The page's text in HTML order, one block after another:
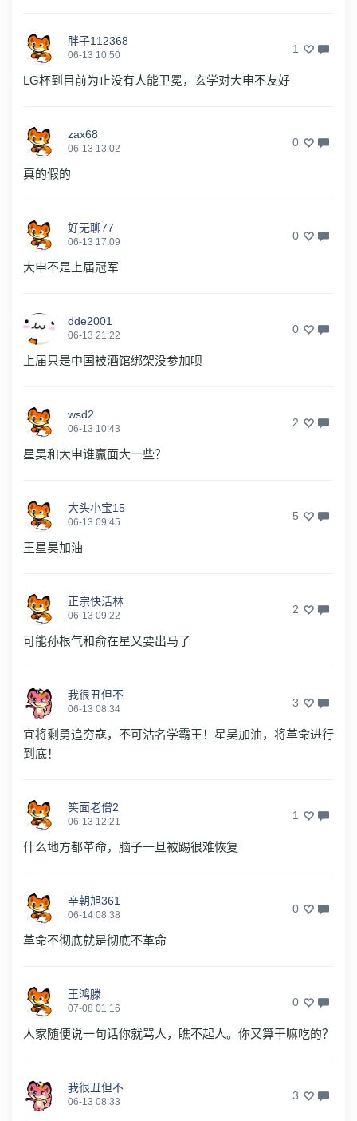
胖子112368
06-13 10:50 1
LG杯到目前为止没有人能卫冕，玄学对大申不友好
zax68
06-13 13:02 0
真的假的
好无聊77
06-13 17:09 0
大申不是上届冠军
dde2001
06-13 21:22 0
上届只是中国被酒馆绑架没参加呗
wsd2
06-13 10:43 2
星昊和大申谁赢面大一些？
大头小宝15
06-13 09:45 5
王星昊加油
正宗快活林
06-13 09:22 2
可能孙根气和俞在星又要出马了
我很丑但不
06-13 08:34 3
宜将剩勇追穷寇，不可沽名学霸王！星昊加油，将革命进行
到底！
笑面老僧2
06-13 12:21 1
什么地方都革命，脑子一旦被踢很难恢复
辛朝旭361
06-14 08:38 0
革命不彻底就是彻底不革命
王鸿滕
07-08 01:16 0
人家随便说一句话你就骂人，瞧不起人。你又算干嘛吃的？
我很丑但不
06-13 08:33 3